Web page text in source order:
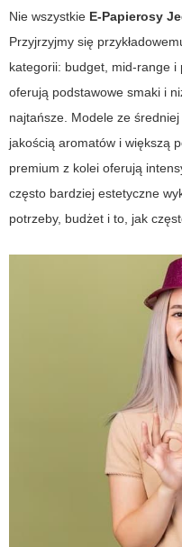
Nie wszystkie E-Papierosy
Przyjrzyjmy się
kategorii: budget, mid-range i
oferują podstawowe smaki i
najtańsze. Modele ze
jakością aromatów i większą
premium z kolei oferują
często bardziej estetyczne
potrzeby, budżet i to, jak